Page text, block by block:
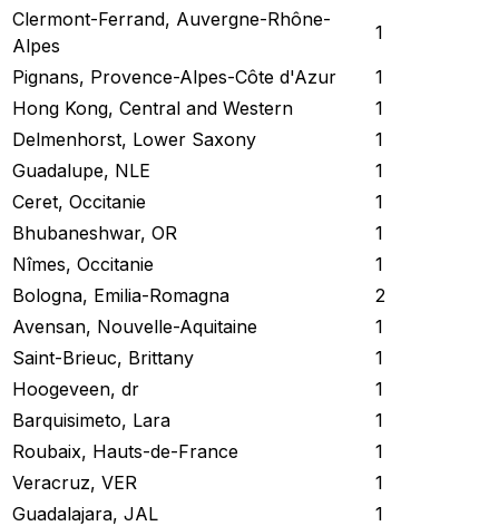
Clermont-Ferrand, Auvergne-Rhône-
Alpes
1
Pignans, Provence-Alpes-Côte d'Azur
1
Hong Kong, Central and Western
1
Delmenhorst, Lower Saxony
1
Guadalupe, NLE
1
Ceret, Occitanie
1
Bhubaneshwar, OR
1
Nîmes, Occitanie
1
Bologna, Emilia-Romagna
2
Avensan, Nouvelle-Aquitaine
1
Saint-Brieuc, Brittany
1
Hoogeveen, dr
1
Barquisimeto, Lara
1
Roubaix, Hauts-de-France
1
Veracruz, VER
1
Guadalajara, JAL
1